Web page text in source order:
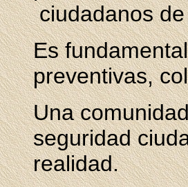
ciudadanos
Es
preventivas,
Una
seguridad
realidad.